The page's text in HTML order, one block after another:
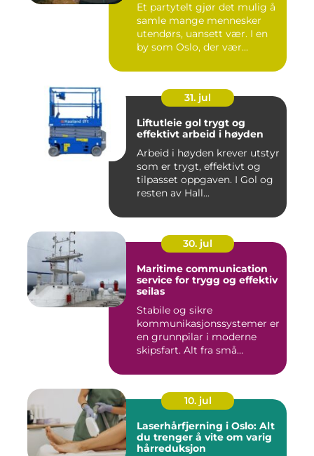
Et partytelt gjør det mulig å
samle mange mennesker
utendørs, uansett vær. I en
by som Oslo, der vær...
31. jul
Liftutleie gol trygt og
effektivt arbeid i høyden
Arbeid i høyden krever utstyr
som er trygt, effektivt og
tilpasset oppgaven. I Gol og
resten av Hall...
30. jul
Maritime communication
service for trygg og effektiv
seilas
Stabile og sikre
kommunikasjonssystemer er
en grunnpilar i moderne
skipsfart. Alt fra små
10. jul
Laserhårfjerning i Oslo: Alt
du trenger å vite om varig
hårreduksjon